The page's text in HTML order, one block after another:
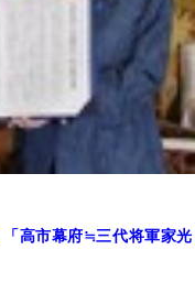
「高市幕府≒三代将軍家光